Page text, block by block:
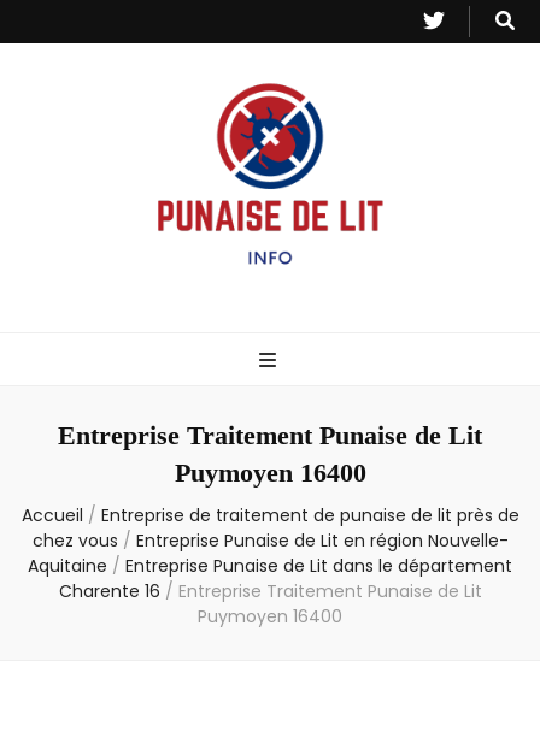
– Info
Entreprise Traitement Punaise de Lit
Puymoyen 16400
Accueil / Entreprise de traitement de punaise de lit près de
chez vous / Entreprise Punaise de Lit en région Nouvelle-
Aquitaine / Entreprise Punaise de Lit dans le département
Charente 16 / Entreprise Traitement Punaise de Lit
Puymoyen 16400